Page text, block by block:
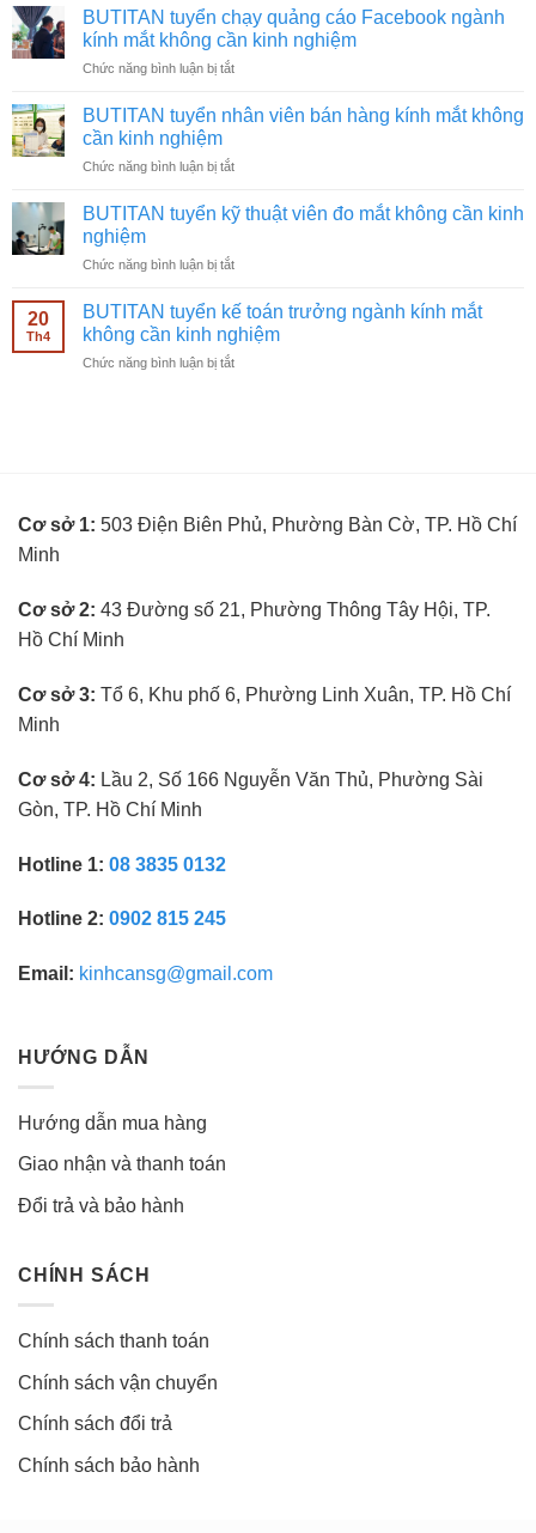
tuyển
quay
video
ngành
mắt
kinh
BUTITAN tuyển chạy quảng cáo Facebook ngành
kính mắt không cần kinh nghiệm
Chức năng bình luận bị tắtở
tuyển
cáo
ngành
không
kinh
nghiệm
BUTITAN tuyển nhân viên bán hàng kính mắt không
cần kinh nghiệm
Chức năng bình luận bị tắtở
tuyển
nhân
bán
kính
mắt
không
cần
BUTITAN tuyển kỹ thuật viên đo mắt không cần kinh
nghiệm
Chức năng bình luận bị tắtở
tuyển
kỹ
thuật
viên
20
Th4
BUTITAN tuyển kế toán trưởng ngành kính mắt
không cần kinh nghiệm
Chức năng bình luận bị tắtở
mắt
nghiệm
Cơ sở 1: 503 Điện Biên Phủ, Phường Bàn Cờ, TP. Hồ Chí
Minh
Cơ sở 2: 43 Đường số 21, Phường Thông Tây Hội, TP.
Hồ Chí Minh
Cơ sở 3: Tổ 6, Khu phố 6, Phường Linh Xuân, TP. Hồ Chí
Minh
Cơ sở 4: Lầu 2, Số 166 Nguyễn Văn Thủ, Phường Sài
Gòn, TP. Hồ Chí Minh
Hotline 1: 08 3835 0132
Hotline 2: 0902 815 245
Email: kinhcansg@gmail.com
HƯỚNG DẪN
Hướng dẫn mua hàng
Giao nhận và thanh toán
Đổi trả và bảo hành
CHÍNH SÁCH
Chính sách thanh toán
Chính sách vận chuyển
Chính sách đổi trả
Chính sách bảo hành